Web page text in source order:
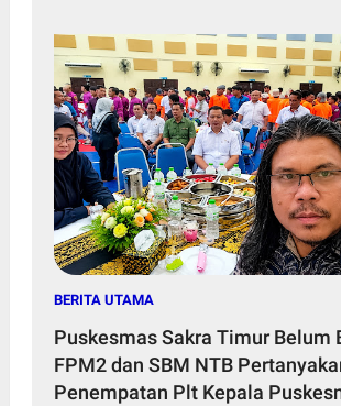
BERITA UTAMA
Puskesmas Sakra Timur Belum
FPM2 dan SBM NTB
Penempatan Plt Kepala